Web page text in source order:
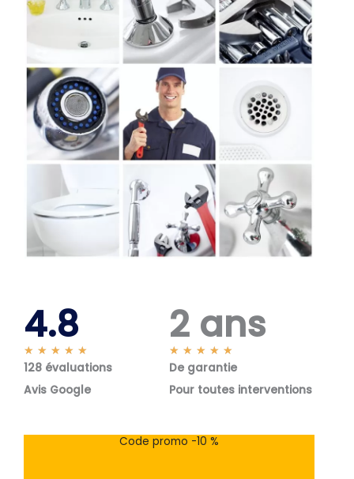
4.8
★ ★ ★ ★ ★
o
s
128 évaluations
Avis Google
2 ans
★ ★ ★ ★ ★
o
s
De garantie
Pour toutes interventions
Code promo -10 %